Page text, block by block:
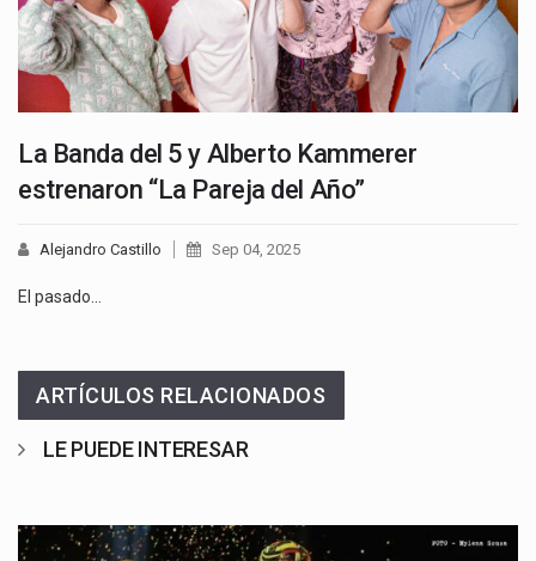
La Banda del 5 y Alberto Kammerer
estrenaron “La Pareja del Año”
Alejandro Castillo Sep 04, 2025
El pasado…
ARTÍCULOS RELACIONADOS
LE PUEDE INTERESAR